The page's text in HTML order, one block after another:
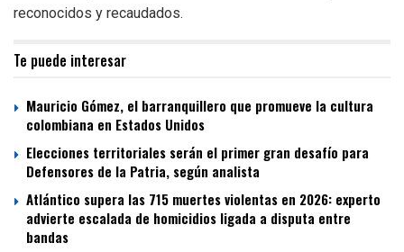
reconocidos y recaudados.
Te puede interesar
Mauricio Gómez, el barranquillero que promueve la cultura
colombiana en Estados Unidos
Elecciones territoriales serán el primer gran desafío para
Defensores de la Patria, según analista
Atlántico supera las 715 muertes violentas en 2026: experto
advierte escalada de homicidios ligada a disputa entre
bandas